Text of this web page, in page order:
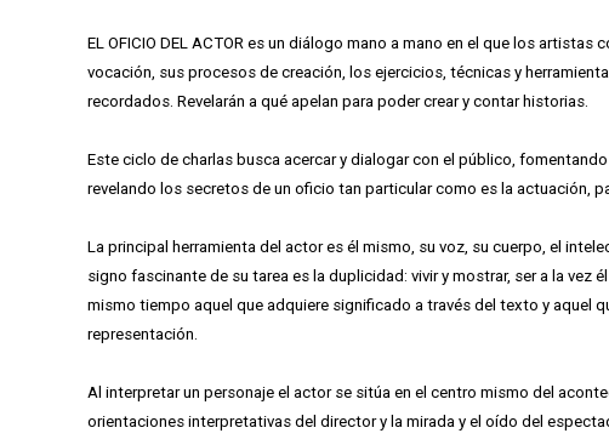
EL OFICIO DEL ACTOR es un diálogo mano a mano en el que los
vocación, sus procesos de creación, los ejercicios, técnicas y
recordados. Revelarán a qué apelan para poder crear y contar historias.
Este ciclo de charlas busca acercar y dialogar con el público,
revelando los secretos de un oficio tan particular como es la actuación,
La principal herramienta del actor es él mismo, su voz, su cuerpo, el
signo fascinante de su tarea es la duplicidad: vivir y mostrar, ser a la vez
mismo tiempo aquel que adquiere significado a través del texto y aquel
representación.
Al interpretar un personaje el actor se sitúa en el centro mismo del
orientaciones interpretativas del director y la mirada y el oído del